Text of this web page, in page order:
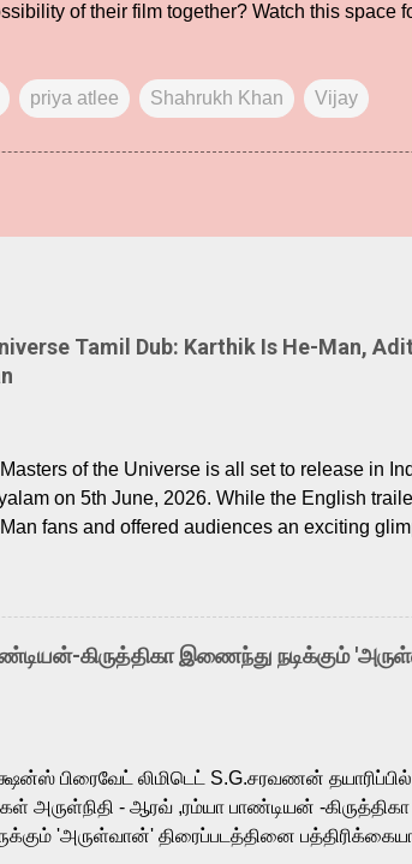
of their film together? Watch this space
priya atlee Shahrukh Khan Vijay
Tamil Dub: Karthik Is He-Man,
of the Universe is all set to release in
on 5th June, 2026. While the English
fans and offered audiences an exciting
buzz is the film’s powerful Tamil voice
lends his voice to the iconic superhero He-
from Raavan, “Oru Maalai” from Ghajini, and
his versatile voice and strong command over
character. Adithya Menon, known for
கிருத்திகா இணைந்து நடிக்கும்
பிரைவேட் லிமிடெட் S.G.சரவணன்
அருள்நிதி - ஆரவ் ,ரம்யா பாண்டியன் -
'அருள்வான்' திரைப்படத்தினை